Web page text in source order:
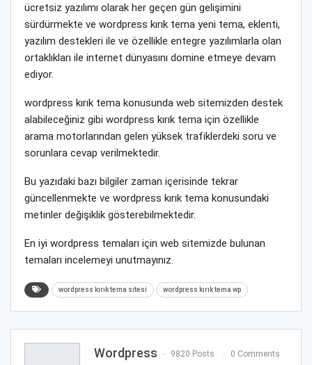
ücretsiz yazılımı olarak her geçen gün gelişimini
sürdürmekte ve wordpress kırık tema yeni tema, eklenti,
yazılım destekleri ile ve özellikle entegre yazılımlarla olan
ortaklıkları ile internet dünyasını domine etmeye devam
ediyor.
wordpress kırık tema konusunda web sitemizden destek
alabileceğiniz gibi wordpress kırık tema için özellikle
arama motorlarından gelen yüksek trafiklerdeki soru ve
sorunlara cevap verilmektedir.
Bu yazıdaki bazı bilgiler zaman içerisinde tekrar
güncellenmekte ve wordpress kırık tema konusundaki
metinler değişiklik gösterebilmektedir.
En iyi wordpress temaları için web sitemizde bulunan
temaları incelemeyi unutmayınız.
wordpress kırık tema sitesi wordpress kırık tema wp
Wordpress 9820 Posts 0 Comments